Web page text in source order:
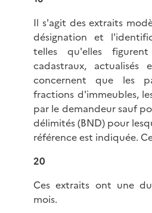
Il s'agit des extraits
désignation et
telles qu'elles
cadastraux,
concernent que les
fractions d'immeubles,
par le demandeur sauf
délimités (BND) pour
référence est indiquée.
20
Ces extraits ont une
mois.